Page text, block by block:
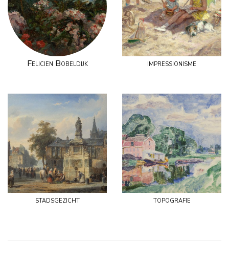
Felicien Bobeldijk impressionisme
stadsgezicht topografie